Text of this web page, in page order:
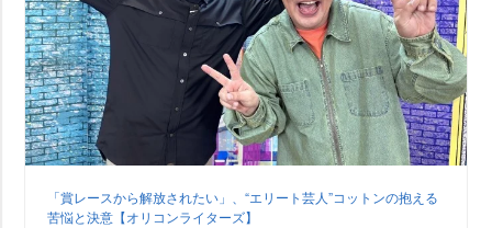
「賞レースから解放されたい」、“エリート芸人”コットンの抱える
苦悩と決意【オリコンライターズ】